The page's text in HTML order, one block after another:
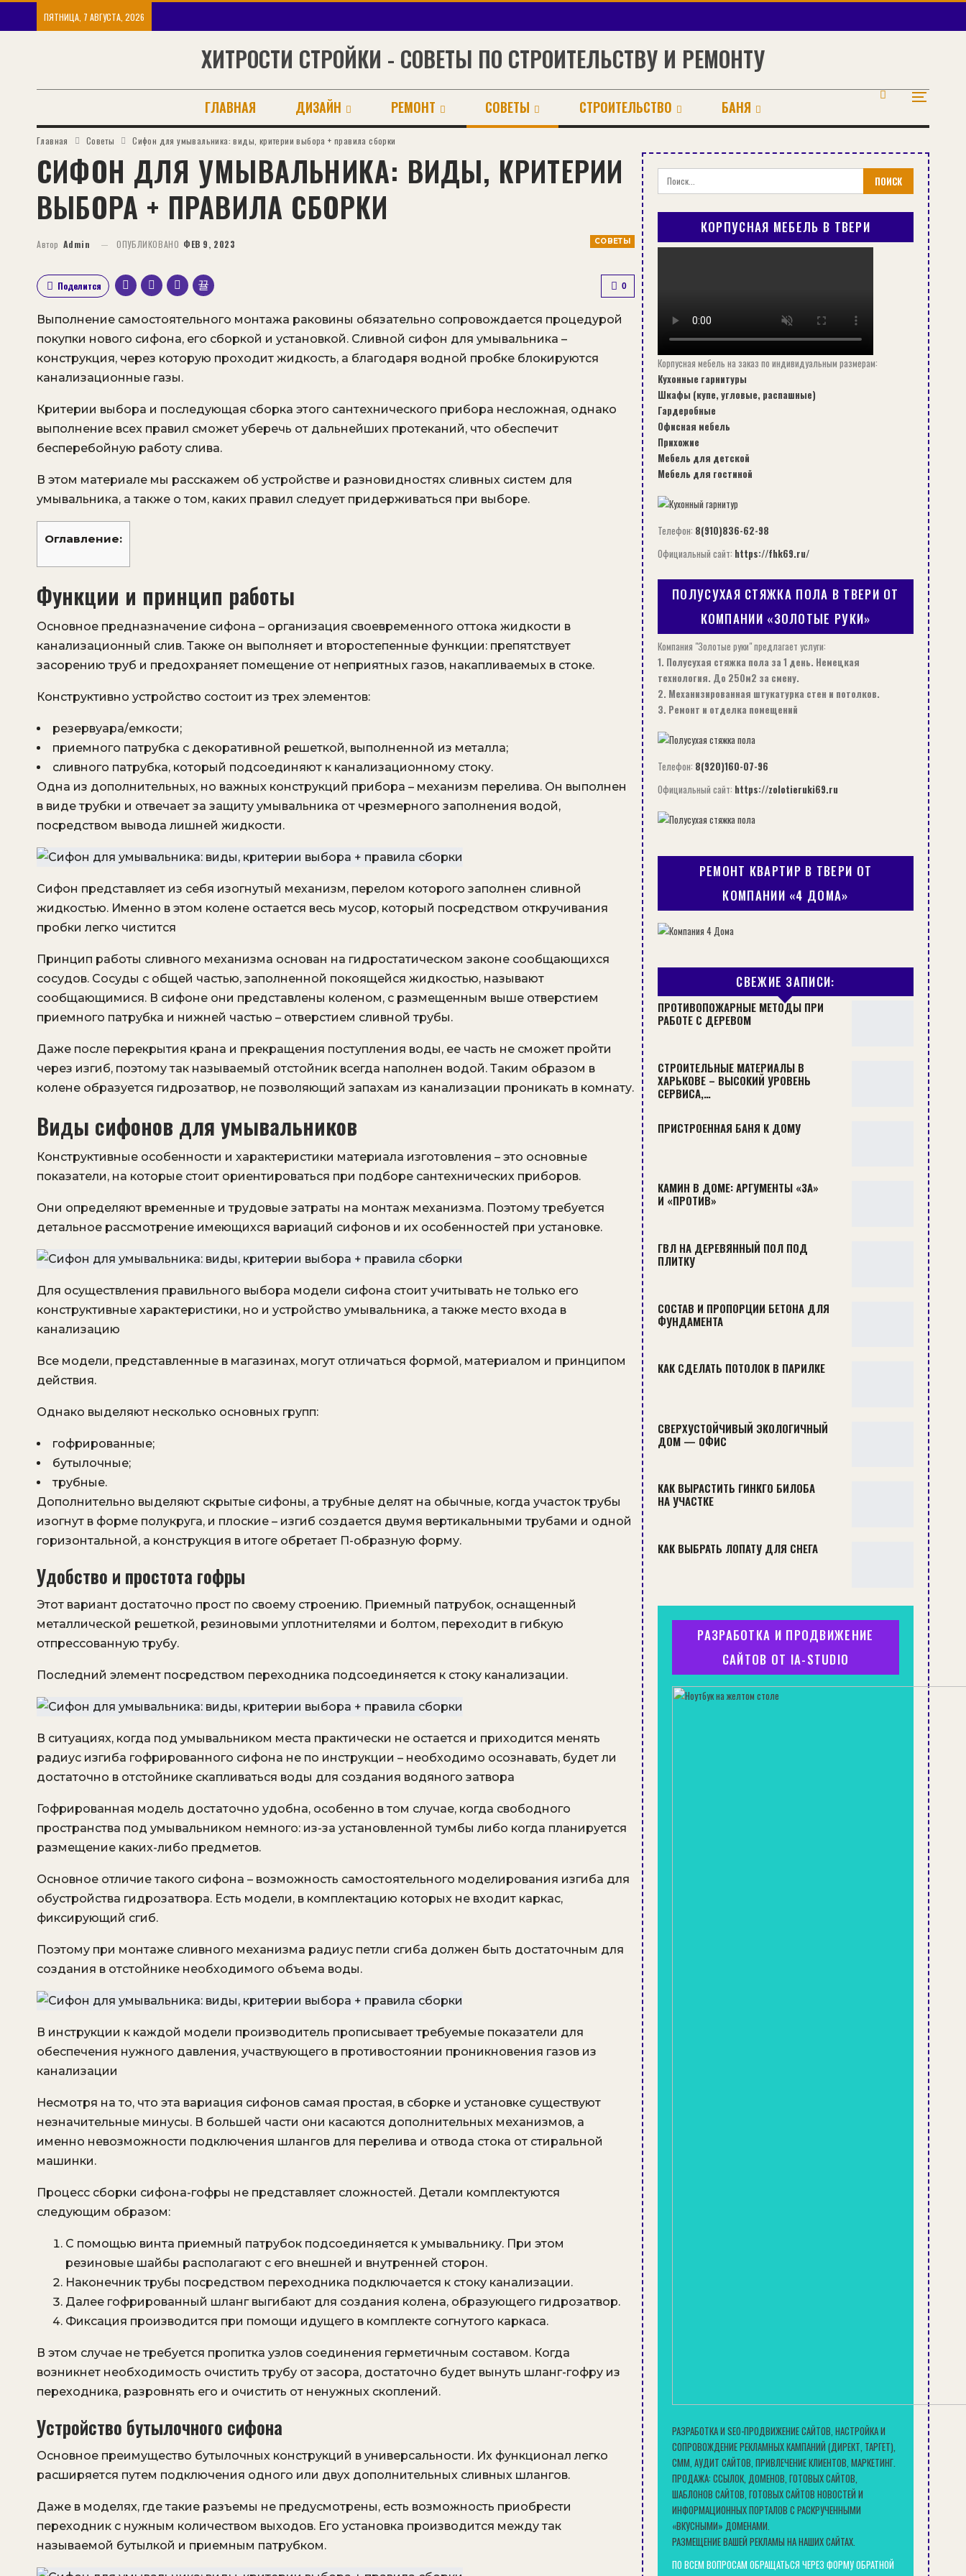
ПЯТНИЦА, 7 АВГУСТА, 2026
ХИТРОСТИ СТРОЙКИ - СОВЕТЫ ПО СТРОИТЕЛЬСТВУ И РЕМОНТУ
ГЛАВНАЯ ДИЗАЙН РЕМОНТ СОВЕТЫ СТРОИТЕЛЬСТВО БАНЯ
Главная Советы Сифон для умывальника: виды, критерии выбора + правила сборки
СИФОН ДЛЯ УМЫВАЛЬНИКА: ВИДЫ, КРИТЕРИИ
ВЫБОРА + ПРАВИЛА СБОРКИ
СОВЕТЫ
Автор Admin ОПУБЛИКОВАНО ФЕВ 9, 2023
0
Поделится
Выполнение самостоятельного монтажа раковины обязательно сопровождается процедурой
покупки нового сифона, его сборкой и установкой. Сливной сифон для умывальника –
конструкция, через которую проходит жидкость, а благодаря водной пробке блокируются
канализационные газы.
Критерии выбора и последующая сборка этого сантехнического прибора несложная, однако
выполнение всех правил сможет уберечь от дальнейших протеканий, что обеспечит
бесперебойную работу слива.
В этом материале мы расскажем об устройстве и разновидностях сливных систем для
умывальника, а также о том, каких правил следует придерживаться при выборе.
Оглавление:
Функции и принцип работы
Основное предназначение сифона – организация своевременного оттока жидкости в
канализационный слив. Также он выполняет и второстепенные функции: препятствует
засорению труб и предохраняет помещение от неприятных газов, накапливаемых в стоке.
Конструктивно устройство состоит из трех элементов:
резервуара/емкости;
приемного патрубка с декоративной решеткой, выполненной из металла;
сливного патрубка, который подсоединяют к канализационному стоку.
Одна из дополнительных, но важных конструкций прибора – механизм перелива. Он выполнен
в виде трубки и отвечает за защиту умывальника от чрезмерного заполнения водой,
посредством вывода лишней жидкости.
Сифон представляет из себя изогнутый механизм, перелом которого заполнен сливной
жидкостью. Именно в этом колене остается весь мусор, который посредством откручивания
пробки легко чистится
Принцип работы сливного механизма основан на гидростатическом законе сообщающихся
сосудов. Сосуды с общей частью, заполненной покоящейся жидкостью, называют
сообщающимися. В сифоне они представлены коленом, с размещенным выше отверстием
приемного патрубка и нижней частью – отверстием сливной трубы.
Даже после перекрытия крана и прекращения поступления воды, ее часть не сможет пройти
через изгиб, поэтому так называемый отстойник всегда наполнен водой. Таким образом в
колене образуется гидрозатвор, не позволяющий запахам из канализации проникать в комнату.
Виды сифонов для умывальников
Конструктивные особенности и характеристики материала изготовления – это основные
показатели, на которые стоит ориентироваться при подборе сантехнических приборов.
Они определяют временные и трудовые затраты на монтаж механизма. Поэтому требуется
детальное рассмотрение имеющихся вариаций сифонов и их особенностей при установке.
Для осуществления правильного выбора модели сифона стоит учитывать не только его
конструктивные характеристики, но и устройство умывальника, а также место входа в
канализацию
Все модели, представленные в магазинах, могут отличаться формой, материалом и принципом
действия.
Однако выделяют несколько основных групп:
гофрированные;
бутылочные;
трубные.
Дополнительно выделяют скрытые сифоны, а трубные делят на обычные, когда участок трубы
изогнут в форме полукруга, и плоские – изгиб создается двумя вертикальными трубами и одной
горизонтальной, а конструкция в итоге обретает П-образную форму.
Удобство и простота гофры
Этот вариант достаточно прост по своему строению. Приемный патрубок, оснащенный
металлической решеткой, резиновыми уплотнителями и болтом, переходит в гибкую
отпрессованную трубу.
Последний элемент посредством переходника подсоединяется к стоку канализации.
В ситуациях, когда под умывальником места практически не остается и приходится менять
радиус изгиба гофрированного сифона не по инструкции – необходимо осознавать, будет ли
достаточно в отстойнике скапливаться воды для создания водяного затвора
Гофрированная модель достаточно удобна, особенно в том случае, когда свободного
пространства под умывальником немного: из-за установленной тумбы либо когда планируется
размещение каких-либо предметов.
Основное отличие такого сифона – возможность самостоятельного моделирования изгиба для
обустройства гидрозатвора. Есть модели, в комплектацию которых не входит каркас,
фиксирующий сгиб.
Поэтому при монтаже сливного механизма радиус петли сгиба должен быть достаточным для
создания в отстойнике необходимого объема воды.
В инструкции к каждой модели производитель прописывает требуемые показатели для
обеспечения нужного давления, участвующего в противостоянии проникновения газов из
канализации
Несмотря на то, что эта вариация сифонов самая простая, в сборке и установке существуют
незначительные минусы. В большей части они касаются дополнительных механизмов, а
именно невозможности подключения шлангов для перелива и отвода стока от стиральной
машинки.
Процесс сборки сифона-гофры не представляет сложностей. Детали комплектуются
следующим образом:
С помощью винта приемный патрубок подсоединяется к умывальнику. При этом
резиновые шайбы располагают с его внешней и внутренней сторон.
Наконечник трубы посредством переходника подключается к стоку канализации.
Далее гофрированный шланг выгибают для создания колена, образующего гидрозатвор.
Фиксация производится при помощи идущего в комплекте согнутого каркаса.
В этом случае не требуется пропитка узлов соединения герметичным составом. Когда
возникнет необходимость очистить трубу от засора, достаточно будет вынуть шланг-гофру из
переходника, разровнять его и очистить от ненужных скоплений.
Устройство бутылочного сифона
Основное преимущество бутылочных конструкций в универсальности. Их функционал легко
расширяется путем подключения одного или двух дополнительных сливных шлангов.
Даже в моделях, где такие разъемы не предусмотрены, есть возможность приобрести
переходник с нужным количеством выходов. Его установка производится между так
называемой бутылкой и приемным патрубком.
КОРПУСНАЯ МЕБЕЛЬ В ТВЕРИ
Корпусная мебель на заказ по индивидуальным размерам:
Кухонные гарнитуры
Шкафы (купе, угловые, распашные)
Гардеробные
Офисная мебель
Прихожие
Мебель для детской
Мебель для гостиной
Телефон: 8(910)836-62-98
Официальный сайт: https://fhk69.ru/
ПОЛУСУХАЯ СТЯЖКА ПОЛА В ТВЕРИ ОТ
КОМПАНИИ «ЗОЛОТЫЕ РУКИ»
Компания "Золотые руки" предлагает услуги:
1. Полусухая стяжка пола за 1 день. Немецкая
технология. До 250м2 за смену.
2. Механизированная штукатурка стен и потолков.
3. Ремонт и отделка помещений
Телефон: 8(920)160-07-96
Официальный сайт: https://zolotieruki69.ru
РЕМОНТ КВАРТИР В ТВЕРИ ОТ
КОМПАНИИ «4 ДОМА»
СВЕЖИЕ ЗАПИСИ:
ПРОТИВОПОЖАРНЫЕ МЕТОДЫ ПРИ
РАБОТЕ С ДЕРЕВОМ
СТРОИТЕЛЬНЫЕ МАТЕРИАЛЫ В
ХАРЬКОВЕ – ВЫСОКИЙ УРОВЕНЬ
СЕРВИСА,…
ПРИСТРОЕННАЯ БАНЯ К ДОМУ
КАМИН В ДОМЕ: АРГУМЕНТЫ «ЗА»
И «ПРОТИВ»
ГВЛ НА ДЕРЕВЯННЫЙ ПОЛ ПОД
ПЛИТКУ
СОСТАВ И ПРОПОРЦИИ БЕТОНА ДЛЯ
ФУНДАМЕНТА
КАК СДЕЛАТЬ ПОТОЛОК В ПАРИЛКЕ
СВЕРХУСТОЙЧИВЫЙ ЭКОЛОГИЧНЫЙ
ДОМ — ОФИС
КАК ВЫРАСТИТЬ ГИНКГО БИЛОБА
НА УЧАСТКЕ
КАК ВЫБРАТЬ ЛОПАТУ ДЛЯ СНЕГА
РАЗРАБОТКА И ПРОДВИЖЕНИЕ
САЙТОВ ОТ IA-STUDIO
РАЗРАБОТКА И SEO-ПРОДВИЖЕНИЕ САЙТОВ, НАСТРОЙКА И
СОПРОВОЖДЕНИЕ РЕКЛАМНЫХ КАМПАНИЙ (ДИРЕКТ, ТАРГЕТ),
СММ, АУДИТ САЙТОВ, ПРИВЛЕЧЕНИЕ КЛИЕНТОВ, МАРКЕТИНГ.
ПРОДАЖА: ССЫЛОК, ДОМЕНОВ, ГОТОВЫХ САЙТОВ,
ШАБЛОНОВ САЙТОВ, ГОТОВЫХ САЙТОВ НОВОСТЕЙ И
ИНФОРМАЦИОННЫХ ПОРТАЛОВ С РАСКРУЧЕННЫМИ
«ВКУСНЫМИ» ДОМЕНАМИ.
РАЗМЕЩЕНИЕ ВАШЕЙ РЕКЛАМЫ НА НАШИХ САЙТАХ.
ПО ВСЕМ ВОПРОСАМ ОБРАЩАТЬСЯ ЧЕРЕЗ ФОРМУ ОБРАТНОЙ